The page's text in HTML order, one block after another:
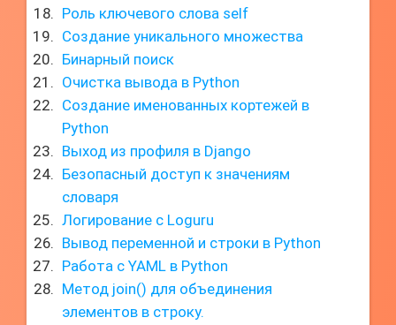
Роль ключевого слова self
Создание уникального множества
Бинарный поиск
Очистка вывода в Python
Создание именованных кортежей в
Python
Выход из профиля в Django
Безопасный доступ к значениям
словаря
Логирование с Loguru
Вывод переменной и строки в Python
Работа с YAML в Python
Метод join() для объединения
элементов в строку.